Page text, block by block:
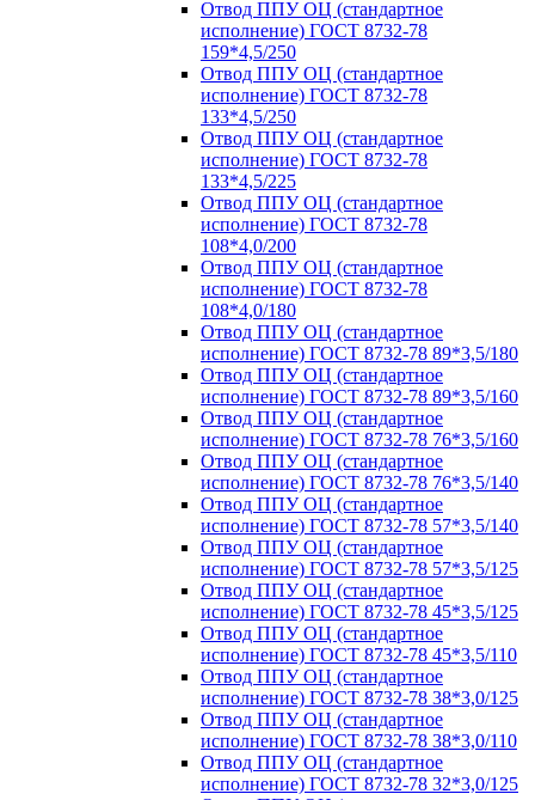
Отвод ППУ ОЦ (стандартное
исполнение) ГОСТ 8732-78
159*4,5/250
Отвод ППУ ОЦ (стандартное
исполнение) ГОСТ 8732-78
133*4,5/250
Отвод ППУ ОЦ (стандартное
исполнение) ГОСТ 8732-78
133*4,5/225
Отвод ППУ ОЦ (стандартное
исполнение) ГОСТ 8732-78
108*4,0/200
Отвод ППУ ОЦ (стандартное
исполнение) ГОСТ 8732-78
108*4,0/180
Отвод ППУ ОЦ (стандартное
исполнение) ГОСТ 8732-78 89*3,5/180
Отвод ППУ ОЦ (стандартное
исполнение) ГОСТ 8732-78 89*3,5/160
Отвод ППУ ОЦ (стандартное
исполнение) ГОСТ 8732-78 76*3,5/160
Отвод ППУ ОЦ (стандартное
исполнение) ГОСТ 8732-78 76*3,5/140
Отвод ППУ ОЦ (стандартное
исполнение) ГОСТ 8732-78 57*3,5/140
Отвод ППУ ОЦ (стандартное
исполнение) ГОСТ 8732-78 57*3,5/125
Отвод ППУ ОЦ (стандартное
исполнение) ГОСТ 8732-78 45*3,5/125
Отвод ППУ ОЦ (стандартное
исполнение) ГОСТ 8732-78 45*3,5/110
Отвод ППУ ОЦ (стандартное
исполнение) ГОСТ 8732-78 38*3,0/125
Отвод ППУ ОЦ (стандартное
исполнение) ГОСТ 8732-78 38*3,0/110
Отвод ППУ ОЦ (стандартное
исполнение) ГОСТ 8732-78 32*3,0/125